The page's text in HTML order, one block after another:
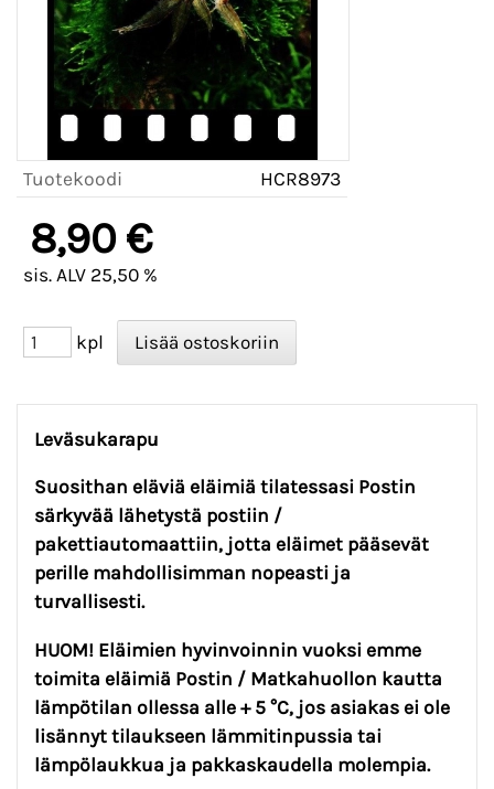
Tuotekoodi HCR8973
8,90 €
sis. ALV 25,50 %
kpl
Leväsukarapu
Suosithan eläviä eläimiä tilatessasi Postin
särkyvää lähetystä postiin /
pakettiautomaattiin, jotta eläimet pääsevät
perille mahdollisimman nopeasti ja
turvallisesti.
HUOM! Eläimien hyvinvoinnin vuoksi emme
toimita eläimiä Postin / Matkahuollon kautta
lämpötilan ollessa alle + 5 °C, jos asiakas ei ole
lisännyt tilaukseen lämmitinpussia tai
lämpölaukkua ja pakkaskaudella molempia.